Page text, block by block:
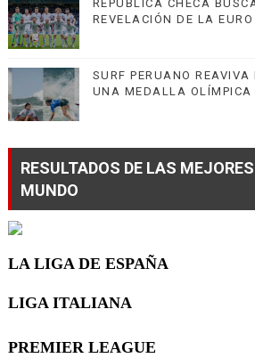
REPÚBLICA CHECA
REVELACIÓN DE LA EURO
SURF PERUANO
UNA MEDALLA OLÍMPICA
RESULTADOS DE LAS
MUNDO
LA LIGA DE ESPAÑA
LIGA ITALIANA
PREMIER LEAGUE